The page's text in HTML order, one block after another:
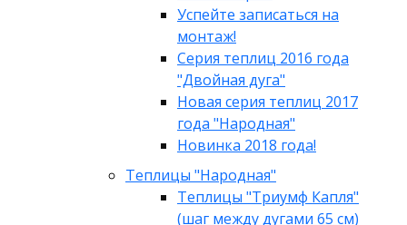
Успейте записаться на
монтаж!
Серия теплиц 2016 года
"Двойная дуга"
Новая серия теплиц 2017
года "Народная"
Новинка 2018 года!
Теплицы "Народная"
Теплицы "Триумф Капля"
(шаг между дугами 65 см)